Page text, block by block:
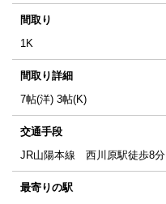
間取り
1K
間取り詳細
7帖(洋) 3帖(K)
交通手段
JR山陽本線 西川原駅徒歩8分
最寄りの駅